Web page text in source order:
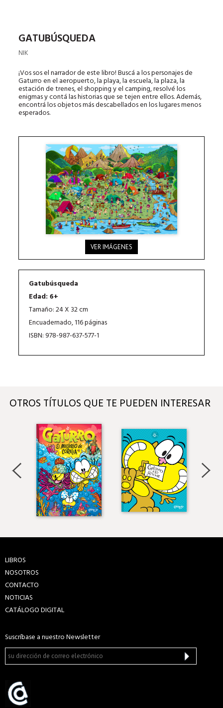
GATUBÚSQUEDA
NIK
¡Vos sos el narrador de este libro! Buscá a los personajes de
Gaturro en el aeropuerto, la playa, la escuela, la plaza, la
estación de trenes, el shopping y el camping, resolvé los
enigmas y contá las historias que se tejen entre ellos. Además,
encontrá los objetos más descabellados en los lugares menos
esperados.
VER IMÁGENES
Gatubúsqueda
Edad: 6+
Tamaño: 24 X 32 cm
Encuadernado, 116 páginas
ISBN: 978-987-637-577-1
OTROS TÍTULOS QUE TE PUEDEN INTERESAR
LIBROS
NOSOTROS
CONTACTO
NOTICIAS
CATÁLOGO DIGITAL
Suscríbase a nuestro Newsletter